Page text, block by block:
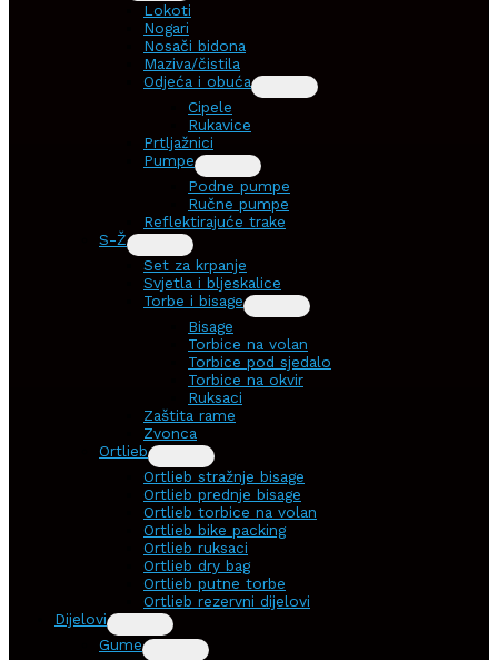
Lokoti
Nogari
Nosači bidona
Maziva/čistila
Odjeća i obuća
Cipele
Rukavice
Prtljažnici
Pumpe
Podne pumpe
Ručne pumpe
Reflektirajuće trake
S-Ž
Set za krpanje
Svjetla i bljeskalice
Torbe i bisage
Bisage
Torbice na volan
Torbice pod sjedalo
Torbice na okvir
Ruksaci
Zaštita rame
Zvonca
Ortlieb
Ortlieb stražnje bisage
Ortlieb prednje bisage
Ortlieb torbice na volan
Ortlieb bike packing
Ortlieb ruksaci
Ortlieb dry bag
Ortlieb putne torbe
Ortlieb rezervni dijelovi
Dijelovi
Gume